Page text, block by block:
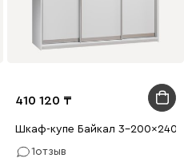
без зеркал
410 120
Шкаф-купе Байкал 3-200x240
1отзыв